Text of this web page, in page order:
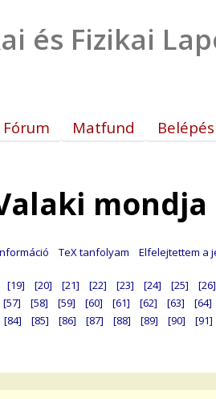
és Fizikai
Fórum Matfund Belépés
mondja
TeX tanfolyam Elfelejtettem a
[19] [20] [21] [22] [23] [24] [25] [26]
[57] [58] [59] [60] [61] [62] [63] [64]
[84] [85] [86] [87] [88] [89] [90] [91]